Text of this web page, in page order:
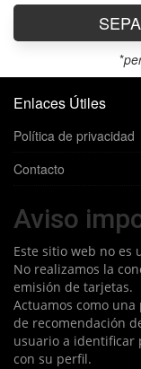
*
Enlaces Útiles
Política de privacidad
Contacto
Aviso
Este sitio web no es
No realizamos la
emisión de tarjetas.
Actuamos como
de recomendación
usuario a identificar
con su perfil.